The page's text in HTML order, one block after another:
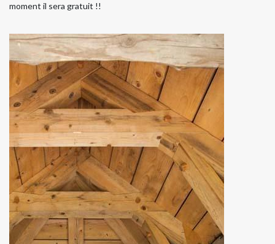
moment il sera gratuit !!